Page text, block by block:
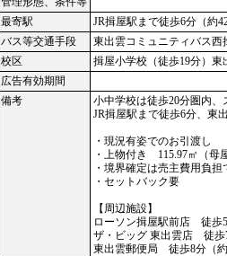
最寄駅
JR揖屋駅まで徒歩6分（約
バス等交通手段
東出雲コミュニティバス西
校区
揖屋小学校（徒歩19分）
広告有効期間
備考
小中学校は徒歩20分圏内
JR揖屋駅まで徒歩6分、東
・現況有姿でのお引渡し
・上物付き 115.97㎡（
・境界確定は売主費用負担
・セットバック要
【周辺施設】
ローソン揖屋駅前店 徒歩
ザ・ビッグ 東出雲店 徒歩
東出雲郵便局 徒歩8分（